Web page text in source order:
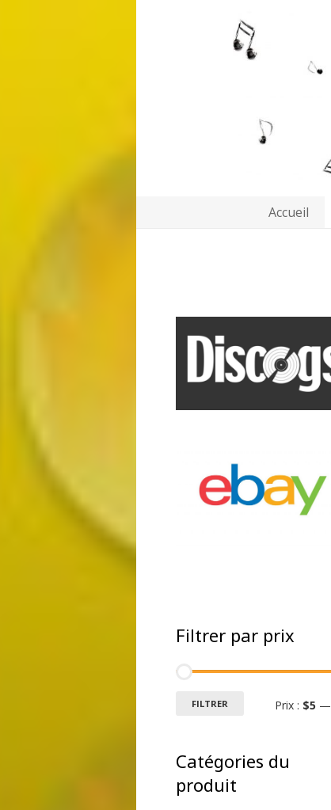
Accueil
Filtrer par prix
FILTRER Prix : $5 —
Catégories du
produit